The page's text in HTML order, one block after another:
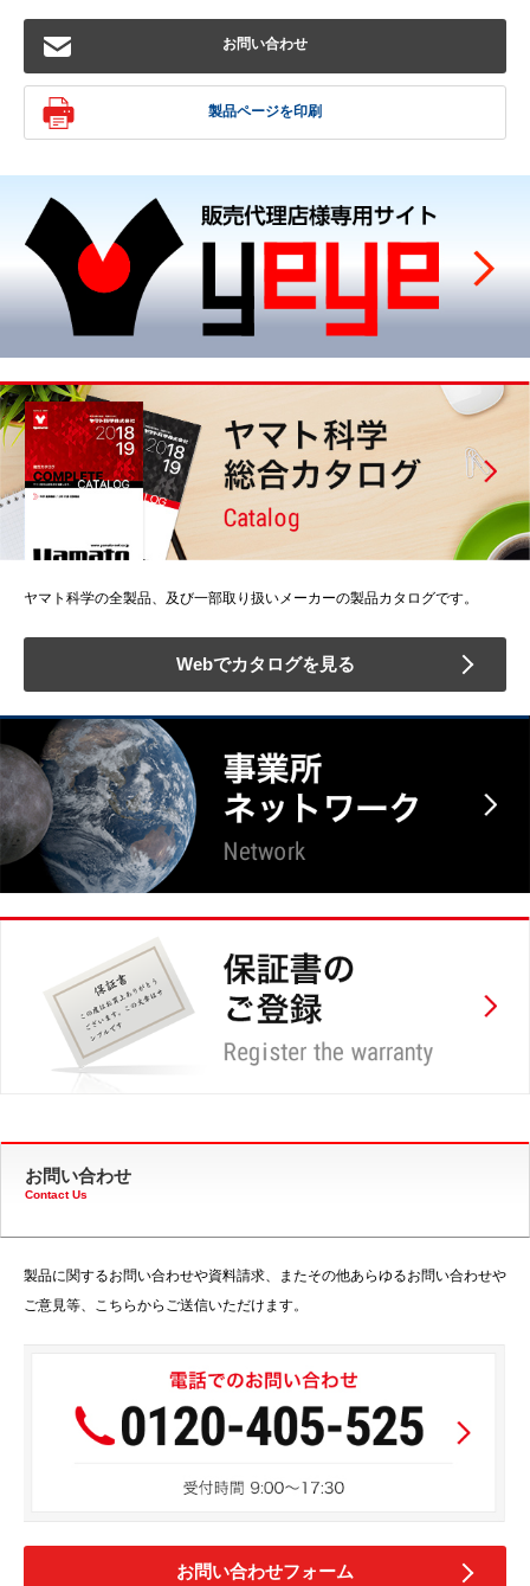
お問い合わせ
製品ページを印刷
ヤマト科学の全製品、及び一部取り扱いメーカーの製品カタログです。
Webでカタログを見る
お問い合わせ
Contact Us
製品に関するお問い合わせや資料請求、またその他あらゆるお問い合わせや
ご意見等、こちらからご送信いただけます。
お問い合わせフォーム